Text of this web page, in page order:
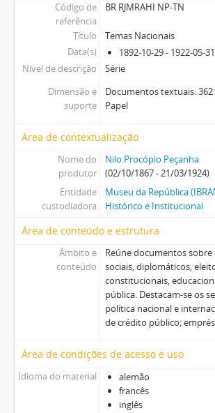
Código de
referência
BR RJMRAHI NP-TN
Título
Temas Nacionais
Data(s)
1892-10-29 - 1922-05-
Nível de descrição
Série
Dimensão e
suporte
Documentos textuais:
Papel
Área de contextualização
Nome do
produtor
Nilo Procópio Peçanha
(02/10/1867 - 21/03/1924)
Entidade
custodiadora
Museu da República
Histórico e Institucional
Área de conteúdo e estrutura
Âmbito e
conteúdo
Reúne documentos
sociais, diplomáticos,
constitucionais,
pública. Destacam-se os
política nacional e
de crédito público;
Área de condições de acesso e uso
Idioma do material
alemão
francês
inglês